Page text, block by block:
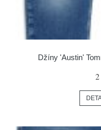
Džíny 'Austin'